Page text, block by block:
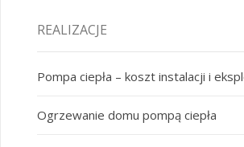
REALIZACJE
Pompa ciepła – koszt instalacji i
Ogrzewanie domu pompą ciepła